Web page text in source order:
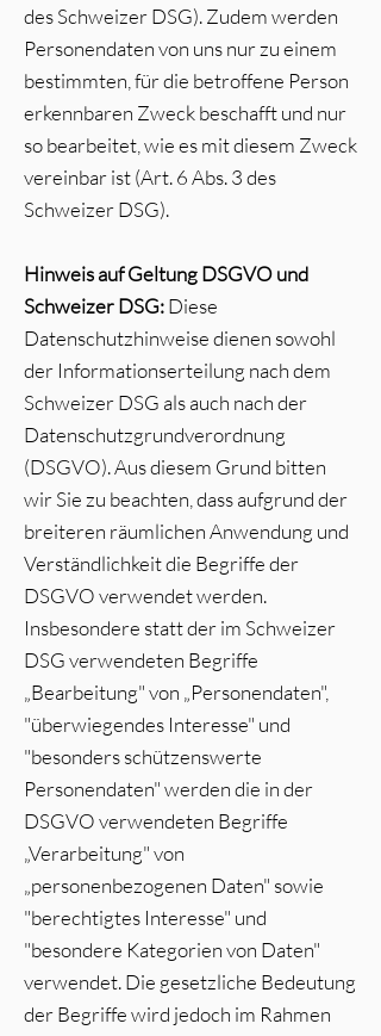
des Schweizer DSG). Zudem werden
Personendaten von uns nur zu einem
bestimmten, für die betroffene Person
erkennbaren Zweck beschafft und nur
so bearbeitet, wie es mit diesem Zweck
vereinbar ist (Art. 6 Abs. 3 des
Schweizer DSG).
Hinweis auf Geltung DSGVO und
Schweizer DSG:Diese
Datenschutzhinweise dienen sowohl
der Informationserteilung nach dem
Schweizer DSG als auch nach der
Datenschutzgrundverordnung
(DSGVO). Aus diesem Grund bitten
wir Sie zu beachten, dass aufgrund der
breiteren räumlichen Anwendung und
Verständlichkeit die Begriffe der
DSGVO verwendet werden.
Insbesondere statt der im Schweizer
DSG verwendeten Begriffe
„Bearbeitung" von „Personendaten",
"überwiegendes Interesse" und
"besonders schützenswerte
Personendaten" werden die in der
DSGVO verwendeten Begriffe
„Verarbeitung" von
„personenbezogenen Daten" sowie
"berechtigtes Interesse" und
"besondere Kategorien von Daten"
verwendet. Die gesetzliche Bedeutung
der Begriffe wird jedoch im Rahmen